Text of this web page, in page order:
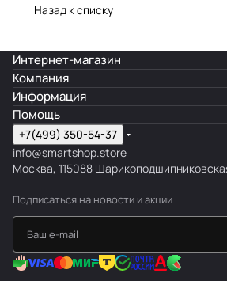
Назад к списку
Интернет-магазин
Компания
Информация
Помощь
+7(499) 350-54-37
info@smartshop.store
Москва, 115088
Подписаться на новости и акции